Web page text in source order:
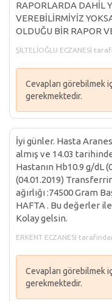
RAPORLARDA DAHİL
VEREBİLİRMİYİZ
OLDUĞU BİR RAPOR
ŞİLTELİOĞLU ECZANESİ
Cevapları görebilmek
gerekmektedir.
İyi günler. Hasta
almış ve 14.03
Hastanın Hb10.9 g/dL
(04.01.2019)
ağırlığı :74500 Gram
HAFTA . Bu değerler
Kolay gelsin.
ERKENT ECZANESI
Cevapları görebilmek
gerekmektedir.